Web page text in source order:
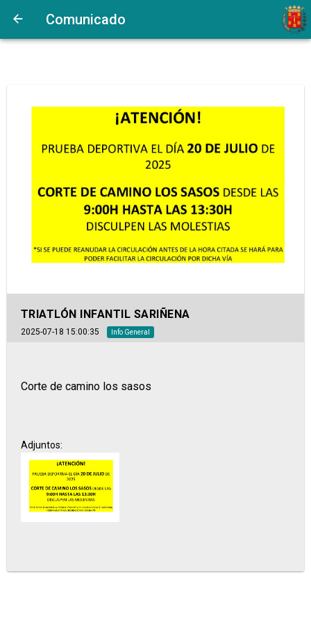
Comunicado
TRIATLÓN INFANTIL SARIÑENA
2025-07-18 15:00:35 Info General
Corte de camino los sasos
Adjuntos: